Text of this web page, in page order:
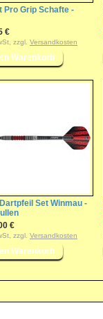
Pro Grip Schafte -
€
zzgl. Versandkosten
Set Winmau -
€
zzgl. Versandkosten